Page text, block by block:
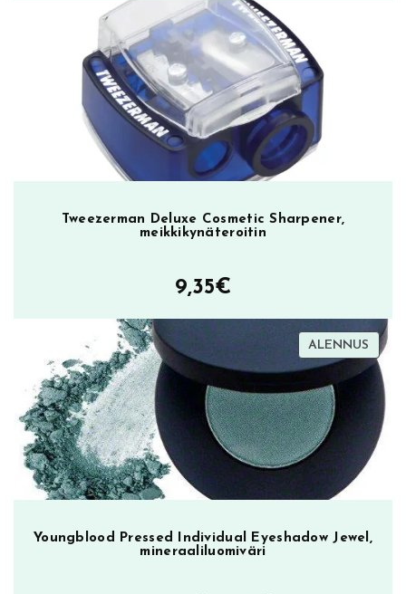
oli:
24,85€.
on:
18,00€.
Tweezerman Deluxe Cosmetic Sharpener,
meikkikynäteroitin
9,35€
ALENNUS
Youngblood Pressed Individual Eyeshadow Jewel,
mineraaliluomiväri